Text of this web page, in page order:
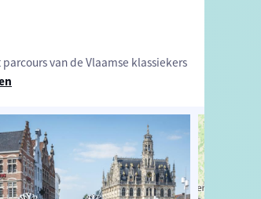
van de Vlaamse klassiekers